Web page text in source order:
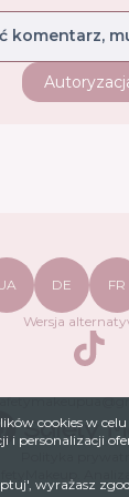
cookies w celu
i personalizacji
wyrażasz
komentarz,
DE FR
Wersja
TikTok